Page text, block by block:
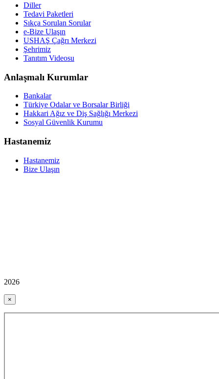
Diller
Tedavi Paketleri
Sıkça Sorulan Sorular
e-Bize Ulaşın
USHAŞ Çağrı Merkezi
Şehrimiz
Tanıtım Videosu
Anlaşmalı Kurumlar
Bankalar
Türkiye Odalar ve Borsalar Birliği
Hakkari Ağız ve Diş Sağlığı Merkezi
Sosyal Güvenlik Kurumu
Hastanemiz
Hastanemiz
Bize Ulaşın
2026
×